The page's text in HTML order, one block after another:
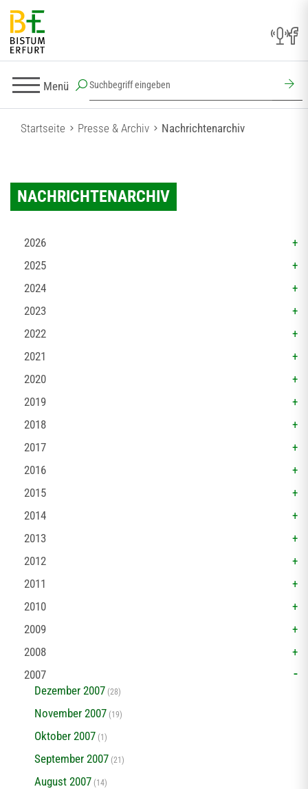
Menü
Startseite Presse & Archiv Nachrichtenarchiv
NACHRICHTENARCHIV
2026
2025
2024
2023
2022
2021
2020
2019
2018
2017
2016
2015
2014
2013
2012
2011
2010
2009
2008
2007
Dezember 2007 (28)
November 2007 (19)
Oktober 2007 (1)
September 2007 (21)
August 2007 (14)